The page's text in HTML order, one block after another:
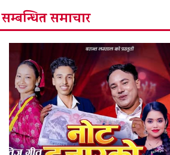
सम्बन्धित समाचार